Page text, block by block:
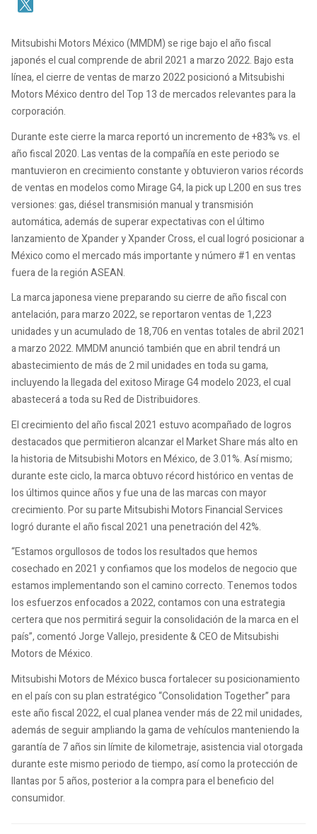
Mitsubishi Motors México (MMDM) se rige bajo el año fiscal
japonés el cual comprende de abril 2021 a marzo 2022. Bajo esta
línea, el cierre de ventas de marzo 2022 posicionó a Mitsubishi
Motors México dentro del Top 13 de mercados relevantes para la
corporación.
Durante este cierre la marca reportó un incremento de +83% vs. el
año fiscal 2020. Las ventas de la compañía en este periodo se
mantuvieron en crecimiento constante y obtuvieron varios récords
de ventas en modelos como Mirage G4, la pick up L200 en sus tres
versiones: gas, diésel transmisión manual y transmisión
automática, además de superar expectativas con el último
lanzamiento de Xpander y Xpander Cross, el cual logró posicionar a
México como el mercado más importante y número #1 en ventas
fuera de la región ASEAN.
La marca japonesa viene preparando su cierre de año fiscal con
antelación, para marzo 2022, se reportaron ventas de 1,223
unidades y un acumulado de 18,706 en ventas totales de abril 2021
a marzo 2022. MMDM anunció también que en abril tendrá un
abastecimiento de más de 2 mil unidades en toda su gama,
incluyendo la llegada del exitoso Mirage G4 modelo 2023, el cual
abastecerá a toda su Red de Distribuidores.
El crecimiento del año fiscal 2021 estuvo acompañado de logros
destacados que permitieron alcanzar el Market Share más alto en
la historia de Mitsubishi Motors en México, de 3.01%. Así mismo;
durante este ciclo, la marca obtuvo récord histórico en ventas de
los últimos quince años y fue una de las marcas con mayor
crecimiento. Por su parte Mitsubishi Motors Financial Services
logró durante el año fiscal 2021 una penetración del 42%.
“Estamos orgullosos de todos los resultados que hemos
cosechado en 2021 y confiamos que los modelos de negocio que
estamos implementando son el camino correcto. Tenemos todos
los esfuerzos enfocados a 2022, contamos con una estrategia
certera que nos permitirá seguir la consolidación de la marca en el
país”, comentó Jorge Vallejo, presidente & CEO de Mitsubishi
Motors de México.
Mitsubishi Motors de México busca fortalecer su posicionamiento
en el país con su plan estratégico “Consolidation Together” para
este año fiscal 2022, el cual planea vender más de 22 mil unidades,
además de seguir ampliando la gama de vehículos manteniendo la
garantía de 7 años sin límite de kilometraje, asistencia vial otorgada
durante este mismo periodo de tiempo, así como la protección de
llantas por 5 años, posterior a la compra para el beneficio del
consumidor.